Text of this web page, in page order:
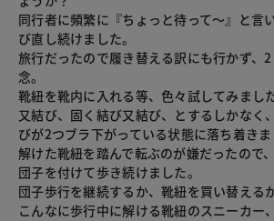
同行者に頻繁に『ちょっと待って～』と言
び直し続けました。
旅行だったので履き替える訳にも行かず、
念。
靴紐を靴内に入れる等、色々試してみまし
又結び、固く結び又結び、とするしかなく
びが2つブラ下がっている状態に落ち着きま
解けた靴紐を踏んで転ぶのが嫌だったので
団子を付けて歩き続けました。
団子歩行を継続するか、靴紐を買い替える
こんなに歩行中に解ける靴紐のスニーカー